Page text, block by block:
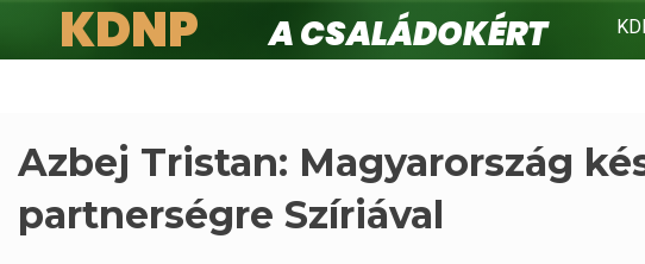
KDNP
A családokért.
Azbej Tristan: Magyarország
partnerségre Szíriával